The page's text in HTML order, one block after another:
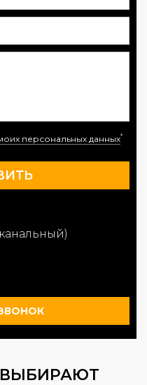
персональных данных*